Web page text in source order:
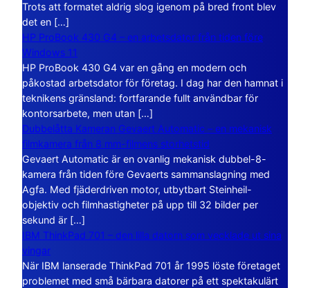
Trots att formatet aldrig slog igenom på bred front blev
det en […]
HP ProBook 430 G4 – en arbetsdator från tiden före
Windows 11
HP ProBook 430 G4 var en gång en modern och
påkostad arbetsdator för företag. I dag har den hamnat i
teknikens gränsland: fortfarande fullt användbar för
kontorsarbete, men utan […]
Dubbelåtta Kameran Gevaert Automatic – en mekanisk
filmkamera från 8 mm-filmens storhetstid
Gevaert Automatic är en ovanlig mekanisk dubbel-8-
kamera från tiden före Gevaerts sammanslagning med
Agfa. Med fjäderdriven motor, utbytbart Steinheil-
objektiv och filmhastigheter på upp till 32 bilder per
sekund är […]
IBM ThinkPad 701 – den lilla datorn som vecklade ut sina
vingar
När IBM lanserade ThinkPad 701 år 1995 löste företaget
problemet med små bärbara datorer på ett spektakulärt